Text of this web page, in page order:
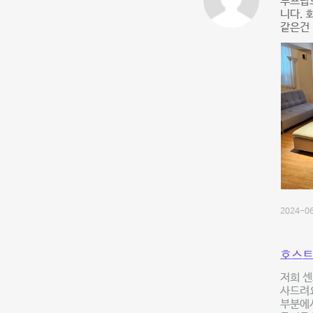
니다.
같은건
2024-
호스
저희
사드려
부분에